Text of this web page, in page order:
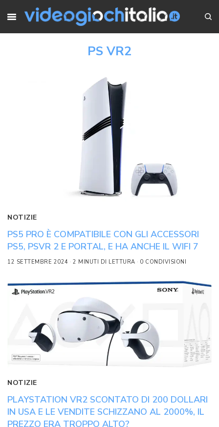
PS VR2
NOTIZIE
PS5 PRO È COMPATIBILE CON GLI ACCESSORI
PS5, PSVR 2 E PORTAL, E HA ANCHE IL WIFI 7
12 SETTEMBRE 2024 2 MINUTI DI LETTURA 0 CONDIVISIONI
NOTIZIE
PLAYSTATION VR2 SCONTATO DI 200 DOLLARI
IN USA E LE VENDITE SCHIZZANO AL 2000%, IL
PREZZO ERA TROPPO ALTO?